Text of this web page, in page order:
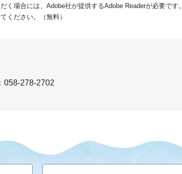
く場合には、Adobe社が提供するAdobe Readerが必要です。
ください。（無料）
058-278-2702